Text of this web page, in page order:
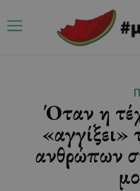
Όταν η
«αγγίξει»
ανθρώπων